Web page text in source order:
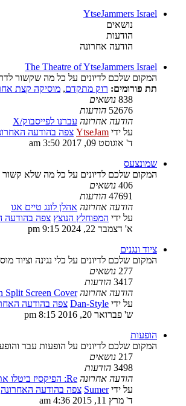
YtseJammers Israel
נושאים
הודעות
הודעה אחרונה
The Theatre of YtseJammers Israel
המקום שלכם לדיונים על כל מה שקשור
תת פורומים: רוק מתקדם, מוסיקה קצת
838 נושאים
52676 הודעות
הודעה אחרונה עברנו לפייסבוק/X
על ידי YtseJam צפה בהודעה
ד' אוגוסט 09, 2017 3:50 am
שמונצעס
המקום שלכם לדיונים על כל מה שלא קשור
406 נושאים
47691 הודעות
הודעה אחרונה אהלן לונג טיים אגו
על ידי המפוחלץ הנוצץ צפה בהודעה
א' דצמבר 22, 2024 9:15 pm
ציוד ונגנים
המקום שלכם לדיונים על כלי נגינה וציוד
277 נושאים
3417 הודעות
הודעה אחרונה Split Screen Cover
על ידי Dan-Style צפה בהודעה
ש' פברואר 20, 2016 8:15 pm
הופעות
המקום שלכם לדיונים על הופעות עבר
217 נושאים
3498 הודעות
הודעה אחרונה Re: הפיקסיז ביטלו את ההופעה ש…
על ידיSumer צפה בהודעה האחרונה
ד' מרץ 11, 2015 4:36 am